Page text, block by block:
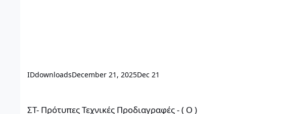
IDdownloadsDecember 21, 2025Dec 21
ΣΤ- Πρότυπες Τεχνικές Προδιαγραφές - ( Ο )